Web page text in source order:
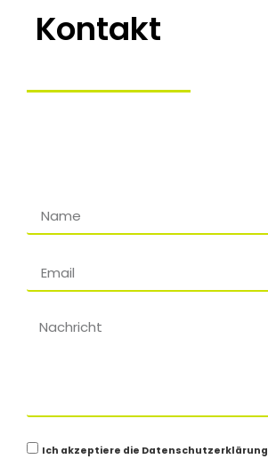
Kontakt
Ich akzeptiere die Datenschutzerklärung